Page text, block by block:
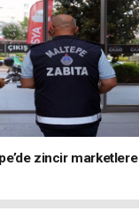
zincir marketlere